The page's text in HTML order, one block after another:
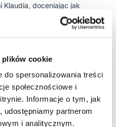
plików cookie
spersonalizowania treści
społecznościowe i
Informacje o tym, jak
partnerom
i analitycznym.
Klaudia, doceniając jak
pracy w centrum.
wydatków,
spotkań. Kiedyś to
piechotę’”- wspomina z
znajdziesz tutaj:Poznaj
w Twoim ośrodku!